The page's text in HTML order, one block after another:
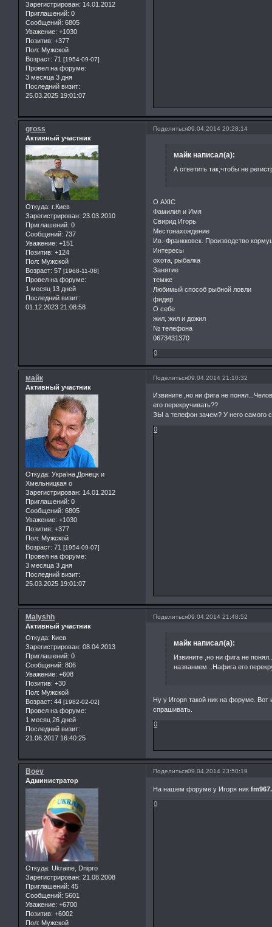
Зарегистрирован: 14.01.2012
Приглашений: 0
Сообщений: 6805
Уважение: +1030
Позитив: +377
Пол: Мужской
Возраст: 71 [1954-09-07]
Провел на форуме:
3 месяца 3 дня
Последний визит:
25.03.2025 19:01:07
Поделиться09.04.2014 20:28:14
gross
Активный участник
Откуда: г.Киев
Зарегистрирован: 23.03.2010
Приглашений: 0
Сообщений: 737
Уважение: +151
Позитив: +124
Пол: Мужской
Возраст: 57 [1968-11-08]
Провел на форуме:
1 месяц 13 дней
Последний визит:
01.12.2023 21:08:58
майк написал(а):
А ответить так,чтобы не
О AXIC
Фамилия и Имя
Свирид Игорь
Местонахождение
Ив.-Франкковск. Производство
Интересы
охота, рыбалка
Занятие
темже
Любимый способ рыбной ловли
фидер
О себе
жил, жил и дожил
№ телефона
0673431370
0
Поделиться09.04.2014 21:10:32
майк
Активный участник
Откуда: Україна,Донецк и
Хмельницкая о
Зарегистрирован: 14.01.2012
Приглашений: 0
Сообщений: 6805
Уважение: +1030
Позитив: +377
Пол: Мужской
Возраст: 71 [1954-09-07]
Провел на форуме:
3 месяца 3 дня
Последний визит:
25.03.2025 19:01:07
Извините ,но ни фига не
его перекручивать??
ЗЫ а телефон зачем? У него самого
0
Поделиться09.04.2014 21:48:52
Malyshh
Активный участник
Откуда: Киев
Зарегистрирован: 08.04.2013
Приглашений: 0
Сообщений: 806
Уважение: +608
Позитив: +30
Пол: Мужской
Возраст: 44 [1982-02-02]
Провел на форуме:
1 месяц 26 дней
Последний визит:
21.06.2017 16:40:25
майк написал(а):
Извините ,но ни фига не
названием...Нафига его
Ну у Игоря такой ник на форуме. Вот
спрашивать.
0
Поделиться09.04.2014 23:50:19
Boev
Администратор
Откуда: Ukraine, Dnipro
Зарегистрирован: 21.08.2008
Приглашений: 45
Сообщений: 5601
Уважение: +6700
Позитив: +6002
Пол: Мужской
На нашем форуме у Игоря никfm967.
0